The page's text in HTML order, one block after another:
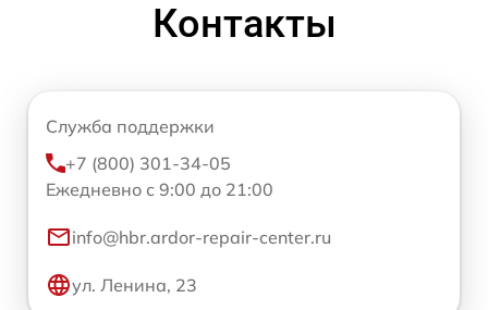
Контакты
Служба поддержки
+7 (800) 301-34-05
Ежедневно с 9:00 до 21:00
info@hbr.ardor-repair-center.ru
ул. Ленина, 23